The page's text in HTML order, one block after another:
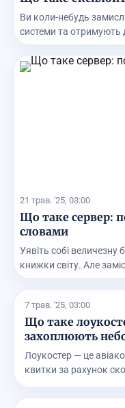
Ви коли-небудь
системи та отримують
21 трав. '25, 03:00
Що таке сервер:
словами
Уявіть собі величезну
книжки світу. Але
7 трав. '25, 03:00
Що таке
захоплюють
Лоукостер — це
квитки за рахунок